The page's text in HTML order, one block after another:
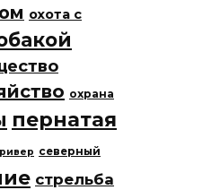
охота с
охрана
пернатая
северный
стрельба